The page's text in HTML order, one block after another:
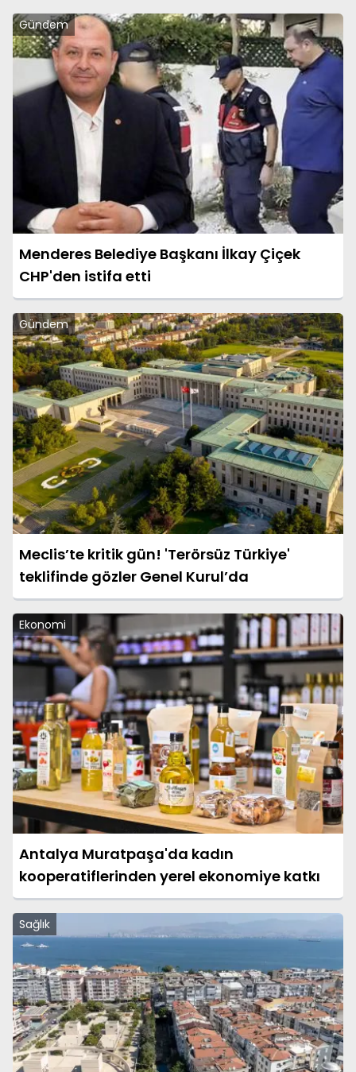
Gündem
Menderes Belediye Başkanı İlkay Çiçek
CHP'den istifa etti
Gündem
Meclis’te kritik gün! 'Terörsüz Türkiye'
teklifinde gözler Genel Kurul’da
Ekonomi
Antalya Muratpaşa'da kadın
kooperatiflerinden yerel ekonomiye katkı
Sağlık